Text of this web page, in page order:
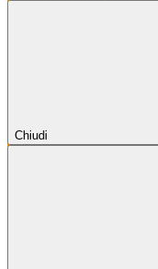
Chiudi